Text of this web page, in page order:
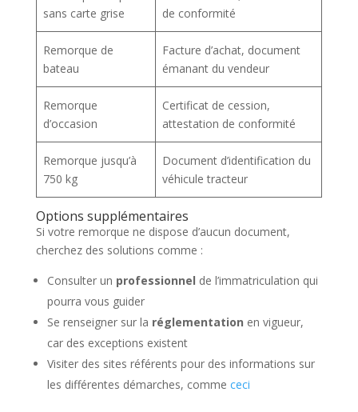
sans carte grise
de conformité
Remorque de
bateau
Facture d’achat, document
émanant du vendeur
Remorque
d’occasion
Certificat de cession,
attestation de conformité
Remorque jusqu’à
750 kg
Document d’identification du
véhicule tracteur
Options supplémentaires
Si votre remorque ne dispose d’aucun document,
cherchez des solutions comme :
Consulter un professionnel de l’immatriculation qui
pourra vous guider
Se renseigner sur la réglementation en vigueur,
car des exceptions existent
Visiter des sites référents pour des informations sur
les différentes démarches, comme ceci